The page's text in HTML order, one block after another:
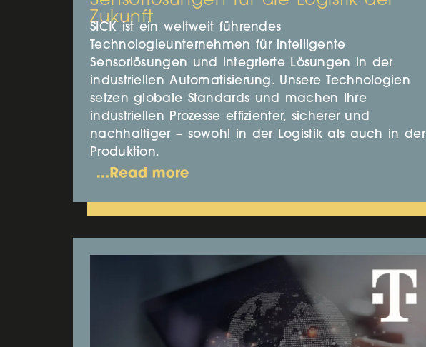
Zukunft
SICK ist ein weltweit führendes
Technologieunternehmen für intelligente
Sensorlösungen und integrierte Lösungen in der
industriellen Automatisierung. Unsere Technologien
setzen globale Standards und machen Ihre
industriellen Prozesse effizienter, sicherer und
nachhaltiger – sowohl in der Logistik als auch in der
Produktion.